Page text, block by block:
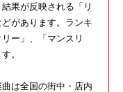
果が反映される「リ
があります。ランキ
ー」、「マンスリ
。
は全国の街中・店内